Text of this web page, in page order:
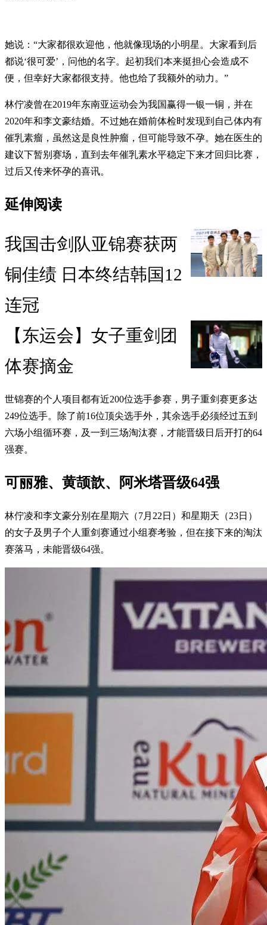
她说：“大家都很欢迎他，他就像现场的小明星。大家看到后
都说‘很可爱’，问他的名字。起初我们本来挺担心会造成不
便，但幸好大家都很支持。他也给了我额外的动力。”
林佇凌曾在2019年东南亚运动会为我国赢得一银一铜，并在
2020年和李文豪结婚。不过她在婚前体检时发现到自己体内有
催乳素瘤，虽然这是良性肿瘤，但可能导致不孕。她在医生的
建议下暂别赛场，直到去年催乳素水平稳定下来才回归比赛，
过后又传来怀孕的喜讯。
延伸阅读
我国击剑队亚锦赛获两
铜佳绩 日本终结韩国12
连冠
【东运会】女子重剑团
体赛摘金
世锦赛的个人项目都有近200位选手参赛，男子重剑赛更多达
249位选手。除了前16位顶尖选手外，其余选手必须经过五到
六场小组循环赛，及一到三场淘汰赛，才能晋级日后开打的64
强赛。
可丽雅、黄颉歆、阿米塔晋级64强
林佇凌和李文豪分别在星期六（7月22日）和星期天（23日）
的女子及男子个人重剑赛通过小组赛考验，但在接下来的淘汰
赛落马，未能晋级64强。